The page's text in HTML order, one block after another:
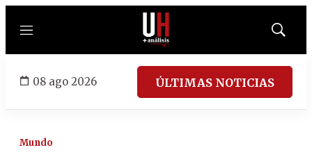
Menú
Mostrar
08 ago 2026 ÚLTIMAS NOTICIAS
Mundo